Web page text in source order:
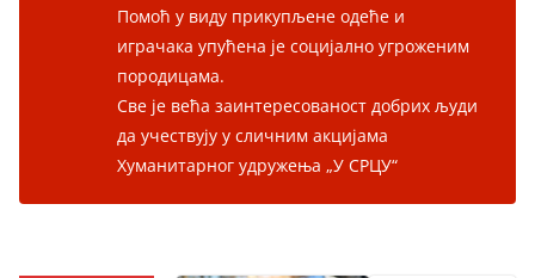
Помоћ у виду прикупљене одеће и
играчака упућена је социјално угроженим
породицама.
Све је већа заинтересованост добрих људи
да учествују у сличним акцијама
Хуманитарног удружења „У СРЦУ“